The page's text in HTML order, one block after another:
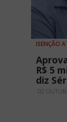
ISENÇÃO
R$ 5
diz
02